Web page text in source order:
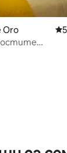
Oro